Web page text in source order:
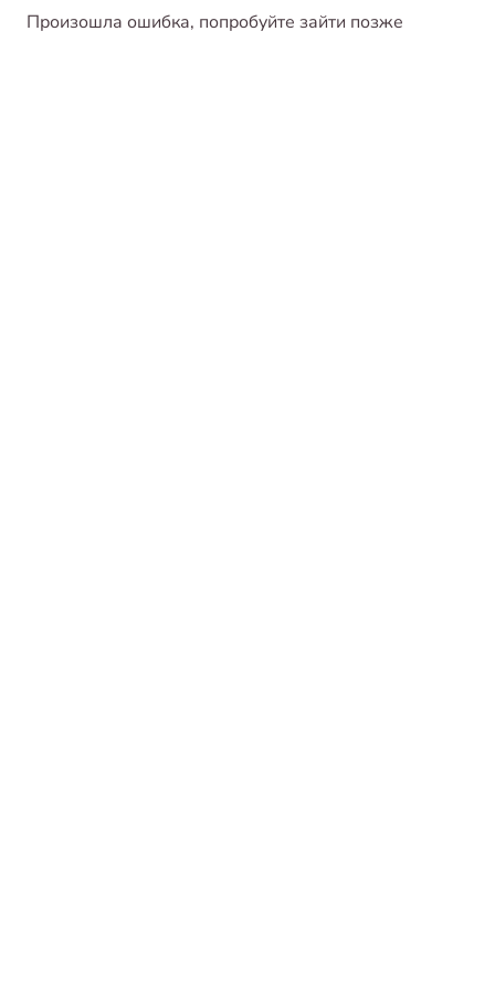
Произошла ошибка, попробуйте зайти позже